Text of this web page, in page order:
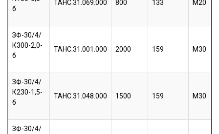
б
ТАНС.31.069.000 800 133 М20
ЗФ-30/4/
К300-2,0-
б
ТАНС.31.001.000 2000 159 М30
ЗФ-30/4/
К230-1,5-
б
ТАНС.31.048.000 1500 159 М30
ЗФ-30/4/